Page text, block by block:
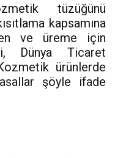
tüzüğünü
kapsamına
ve üreme için
Dünya Ticaret
ürünlerde
şöyle ifade